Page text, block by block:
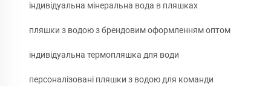
індивідуальна мінеральна вода в пляшках
пляшки з водою з брендовим оформленням оптом
індивідуальна термопляшка для води
персоналізовані пляшки з водою для команди